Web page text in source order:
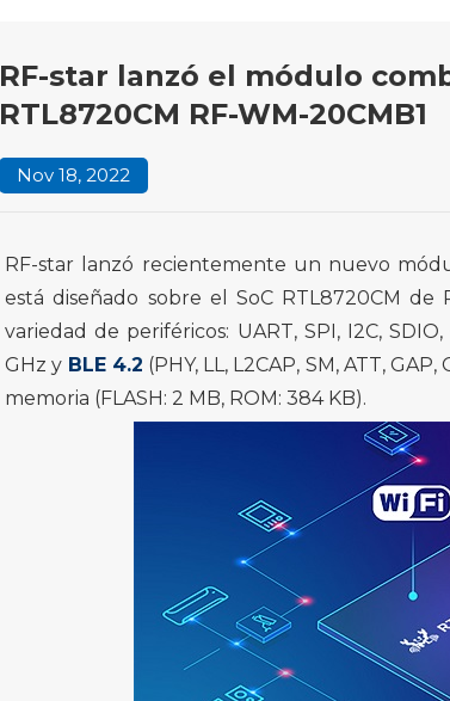
RF-star lanzó el módulo
RTL8720CM RF-WM-20CMB1
Nov 18, 2022
RF-star lanzó recientemente un nuevo
está diseñado sobre el SoC RTL8720CM
variedad de periféricos: UART, SPI, I2C,
GHz y BLE 4.2 (PHY, LL, L2CAP, SM, ATT,
memoria (FLASH: 2 MB, ROM: 384 KB).